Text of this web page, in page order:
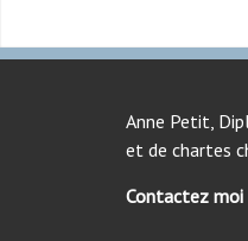
Anne Petit,
et de chartes
Contactez